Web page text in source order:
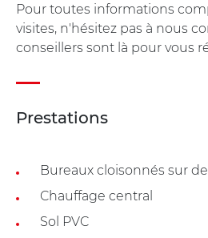
Pour toutes informations
visites, n'hésitez pas à nous
conseillers sont là pour vous
Prestations
Bureaux cloisonnés sur
Chauffage central
Sol PVC